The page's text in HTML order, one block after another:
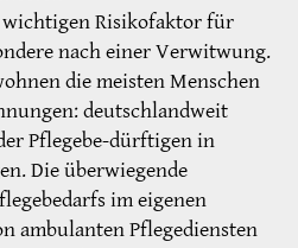
Risikofaktor für
nach einer Verwitwung.
die meisten Menschen
deutschlandweit
Pflegebe-dürftigen in
Die überwiegende
im eigenen
ambulanten Pflegediensten